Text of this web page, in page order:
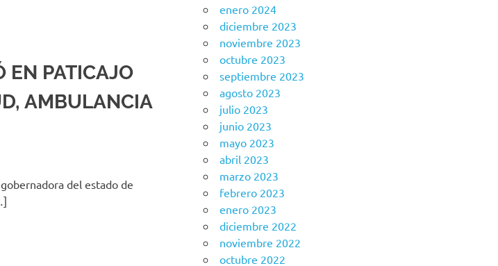
EN PATICAJO
AMBULANCIA
del estado de
enero 2024
diciembre 2023
noviembre 2023
octubre 2023
septiembre 2023
agosto 2023
julio 2023
junio 2023
mayo 2023
abril 2023
marzo 2023
febrero 2023
enero 2023
diciembre 2022
noviembre 2022
octubre 2022